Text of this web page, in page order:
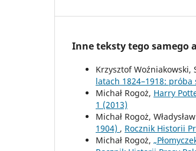
Inne teksty tego samego
Krzysztof Woźniakowski,
latach 1824–1918:
Michał Rogoż, Harry
1 (2013)
Michał Rogoż,
1904) , Rocznik Historii
Michał Rogoż,